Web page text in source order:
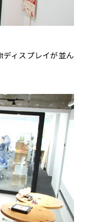
ディスプレイが並ん